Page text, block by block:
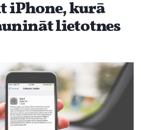
iPhone, kurā
lietotnes